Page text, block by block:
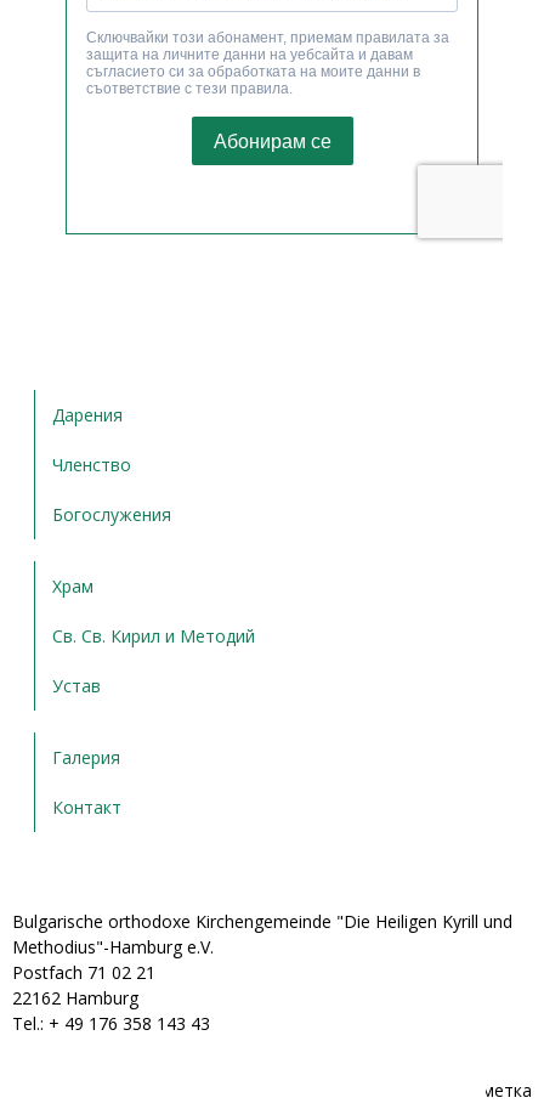
Дарения
Членство
Богослужения
Храм
Св. Св. Кирил и Методий
Устав
Галерия
Контакт
Bulgarische orthodoxe Kirchengemeinde "Die Heiligen Kyrill und
Methodius"-Hamburg e.V.
Postfach 71 02 21
22162 Hamburg
Tel.: + ‭49 176 358 143 43‬
Банкова сметка